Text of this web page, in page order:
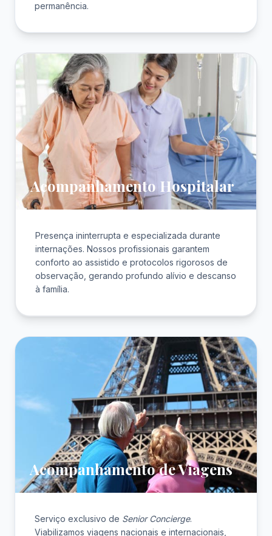
permanência.
Acompanhamento Hospitalar
Presença ininterrupta e especializada durante
internações. Nossos profissionais garantem
conforto ao assistido e protocolos rigorosos de
observação, gerando profundo alívio e descanso
à família.
Acompanhamento de Viagens
Serviço exclusivo de Senior Concierge.
Viabilizamos viagens nacionais e internacionais,